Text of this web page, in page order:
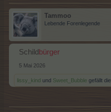
Tammoo
Lebende Forenlegende
Schild bürger
5 Mai 2026
lissy_kind und Sweet_Bubble gefällt